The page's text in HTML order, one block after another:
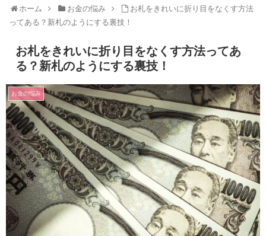
ホーム お金の悩み
お札をきれいに折り目をなくす方法
ってある？新札のようにする裏技！
お札をきれいに折り目をなくす方法ってあ
る？新札のようにする裏技！
お金の悩み